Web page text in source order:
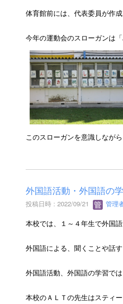
体育館前には、代表委員が作
今年の運動会のスローガンは
このスローガンを意識しなが
外国語活動・外国語の
投稿日時 : 2022/09/21 管理
本校では、１～４年生で外国
外国語による、聞くことや話
外国語活動、外国語の学習で
本校のＡＬＴの先生はスティー